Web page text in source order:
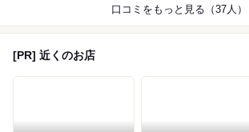
口コミをもっと見る（37人）
[PR] 近くのお店